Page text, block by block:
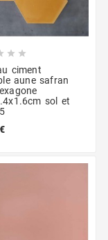
 
ciment
aune safran
sol et